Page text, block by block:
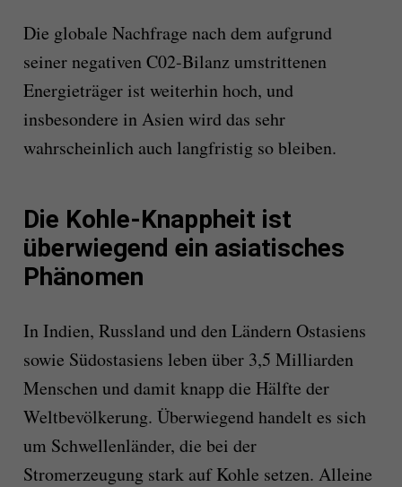
Die globale Nachfrage nach dem aufgrund
seiner negativen C02-Bilanz umstrittenen
Energieträger ist weiterhin hoch, und
insbesondere in Asien wird das sehr
wahrscheinlich auch langfristig so bleiben.
Die Kohle-Knappheit ist
überwiegend ein asiatisches
Phänomen
In Indien, Russland und den Ländern Ostasiens
sowie Südostasiens leben über 3,5 Milliarden
Menschen und damit knapp die Hälfte der
Weltbevölkerung. Überwiegend handelt es sich
um Schwellenländer, die bei der
Stromerzeugung stark auf Kohle setzen. Alleine